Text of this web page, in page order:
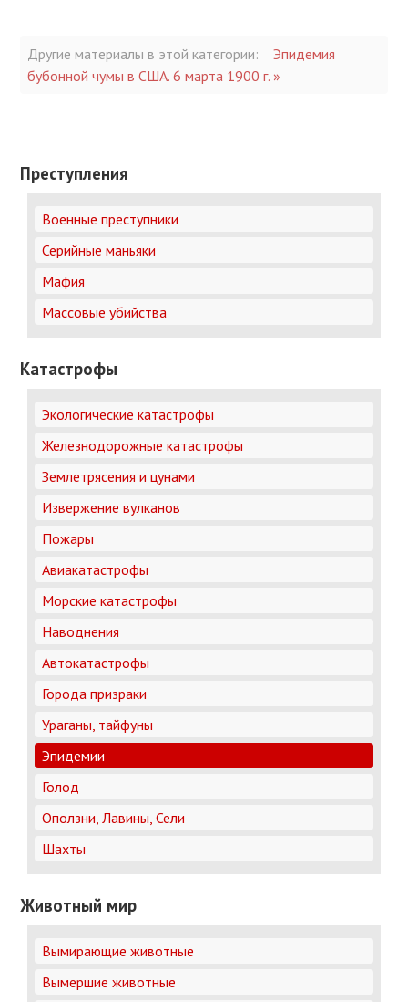
Другие материалы в этой категории:
Эпидемия
бубонной чумы в США. 6 марта 1900 г. »
Преступления
Военные преступники
Серийные маньяки
Мафия
Массовые убийства
Катастрофы
Экологические катастрофы
Железнодорожные катастрофы
Землетрясения и цунами
Извержение вулканов
Пожары
Авиакатастрофы
Морские катастрофы
Наводнения
Автокатастрофы
Города призраки
Ураганы, тайфуны
Эпидемии
Голод
Оползни, Лавины, Сели
Шахты
Животный мир
Вымирающие животные
Вымершие животные